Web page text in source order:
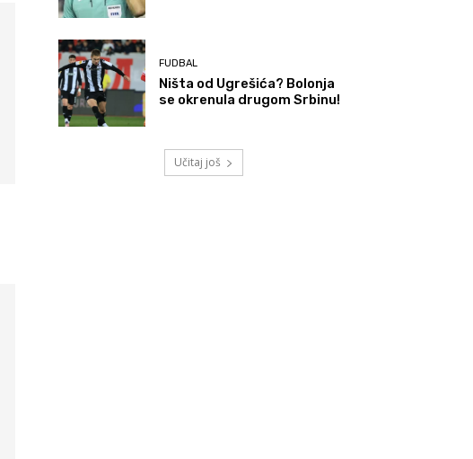
FUDBAL
Ništa od Ugrešića? Bolonja
se okrenula drugom Srbinu!
Učitaj još